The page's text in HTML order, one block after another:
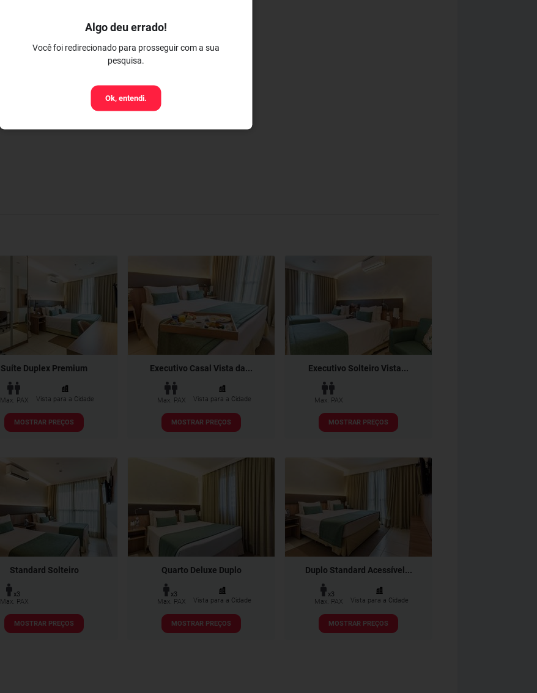
Algo deu errado!
Você foi redirecionado para prosseguir com a sua
pesquisa.
Ok, entendi.
Suíte Duplex Premium
Max. PAX Vista para a Cidade
MOSTRAR PREÇOS
Executivo Casal Vista da...
Max. PAX Vista para a Cidade
MOSTRAR PREÇOS
Executivo Solteiro Vista...
Max. PAX
MOSTRAR PREÇOS
Standard Solteiro
x3
Max. PAX
MOSTRAR PREÇOS
Quarto Deluxe Duplo
x3
Max. PAX
Vista para a Cidade
MOSTRAR PREÇOS
Duplo Standard Acessível...
x3
Max. PAX
Vista para a Cidade
MOSTRAR PREÇOS